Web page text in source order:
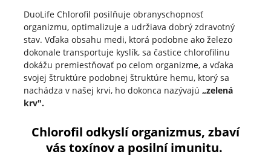
DuoLife Chlorofil posilňuje obranyschopnosť
organizmu, optimalizuje a udržiava dobrý zdravotný
stav. Vďaka obsahu medi, ktorá podobne ako železo
dokonale transportuje kyslík, sa častice chlorofilinu
dokážu premiestňovať po celom organizme, a vďaka
svojej štruktúre podobnej štruktúre hemu, ktorý sa
nachádza v našej krvi, ho dokonca nazývajú„zelená
krv".
Chlorofil odkyslí organizmus, zbaví
vás toxínov a posilní imunitu.